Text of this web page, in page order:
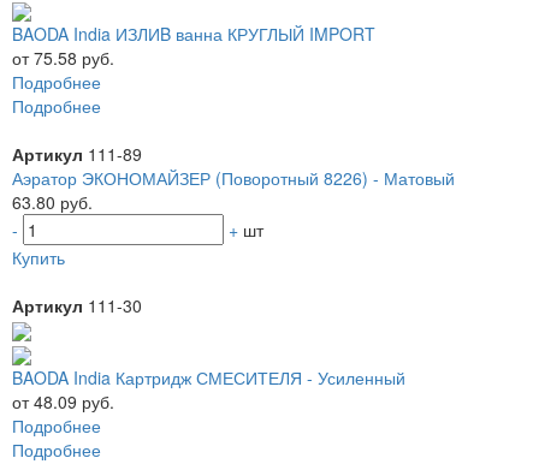
BAODA India ИЗЛИB ванна КРУГЛЫЙ IMPORT
от 75.58 руб.
Подробнее
Подробнее
Артикул 111-89
Аэратор ЭКОНОМАЙЗЕР (Поворотный 8226) - Матовый
63.80 руб.
-
+ шт
Купить
Артикул 111-30
BAODA India Картридж СМЕСИТЕЛЯ - Усиленный
от 48.09 руб.
Подробнее
Подробнее